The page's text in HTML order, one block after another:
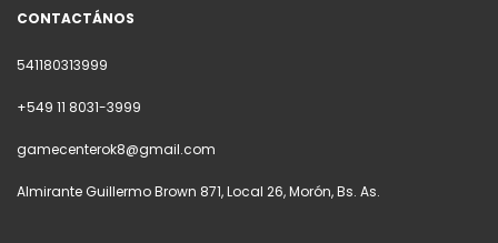
CONTACTÁNOS
541180313999
+549 11 8031-3999
gamecenterok8@gmail.com
Almirante Guillermo Brown 871, Local 26, Morón, Bs. As.